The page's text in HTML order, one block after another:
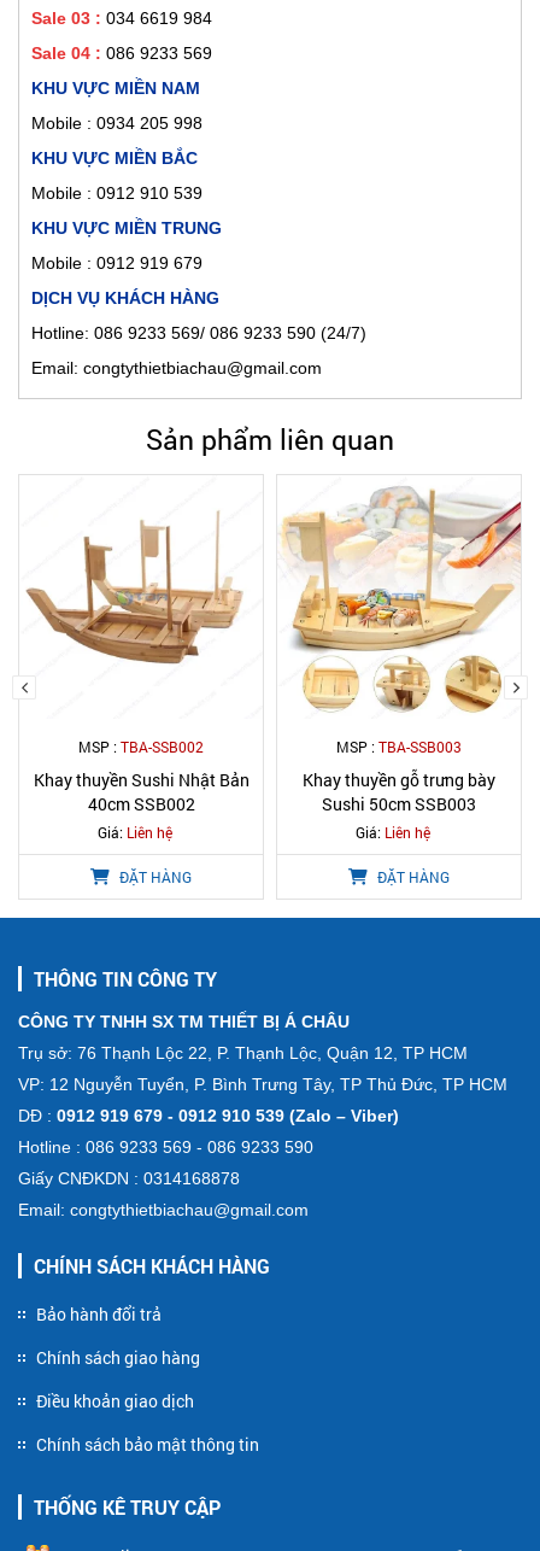
Sale 03 : 034 6619 984
Sale 04 : 086 9233 569
KHU VỰC MIỀN NAM
Mobile : 0934 205 998
KHU VỰC MIỀN BẮC
Mobile : 0912 910 539
KHU VỰC MIỀN TRUNG
Mobile : 0912 919 679
DỊCH VỤ KHÁCH HÀNG
Hotline: 086 9233 569/ 086 9233 590 (24/7)
Email: congtythietbiachau@gmail.com
Sản phẩm liên quan
MSP :TBA-SSB003
Khay thuyền gỗ trưng bày
Sushi 50cm SSB003
Giá: Liên hệ
ĐẶT HÀNG
MSP :TBA-SSB004
Khay thuyền buồm Gỗ Sushi
60cm SSB004
Giá: Liên hệ
ĐẶT HÀNG
THÔNG TIN CÔNG TY
CÔNG TY TNHH SX TM THIẾT BỊ Á CHÂU
Trụ sở: 76 Thạnh Lộc 22, P. Thạnh Lộc, Quận 12, TP HCM
VP: 12 Nguyễn Tuyển, P. Bình Trưng Tây, TP Thủ Đức, TP HCM
DĐ : 0912 919 679 - 0912 910 539 (Zalo – Viber)
Hotline : 086 9233 569 - 086 9233 590
Giấy CNĐKDN : 0314168878
Email: congtythietbiachau@gmail.com
CHÍNH SÁCH KHÁCH HÀNG
Bảo hành đổi trả
Chính sách giao hàng
Điều khoản giao dịch
Chính sách bảo mật thông tin
THỐNG KÊ TRUY CẬP